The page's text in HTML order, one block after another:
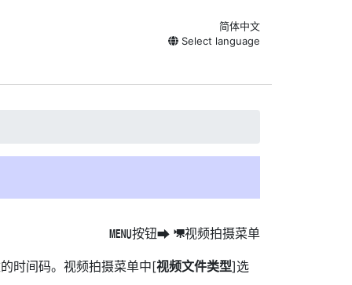
简体中文
Select language
G按钮U 1视频拍摄菜单
时间码。视频拍摄菜单中[视频文件类型]选